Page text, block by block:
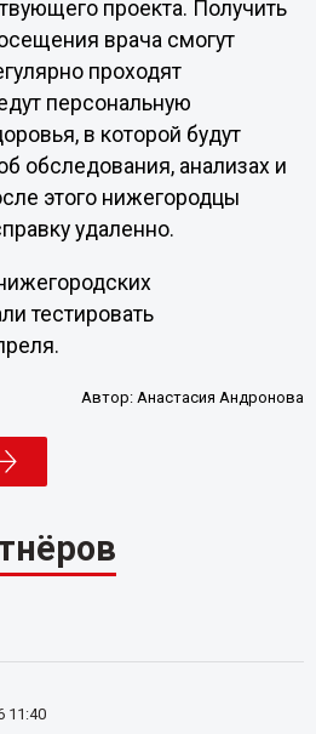
проекта. Получить
врача смогут
проходят
персональную
в которой будут
обследования, анализах и
этого нижегородцы
удаленно.
тестировать
Автор:Анастасия Андронова
11:40